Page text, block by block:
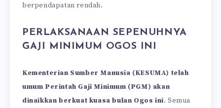
berpendapatan rendah.
PERLAKSANAAN SEPENUHNYA
GAJI MINIMUM OGOS INI
Kementerian Sumber Manusia (KESUMA) telah
umum Perintah Gaji Minimum (PGM) akan
dinaikkan berkuat kuasa bulan Ogos ini. Semua